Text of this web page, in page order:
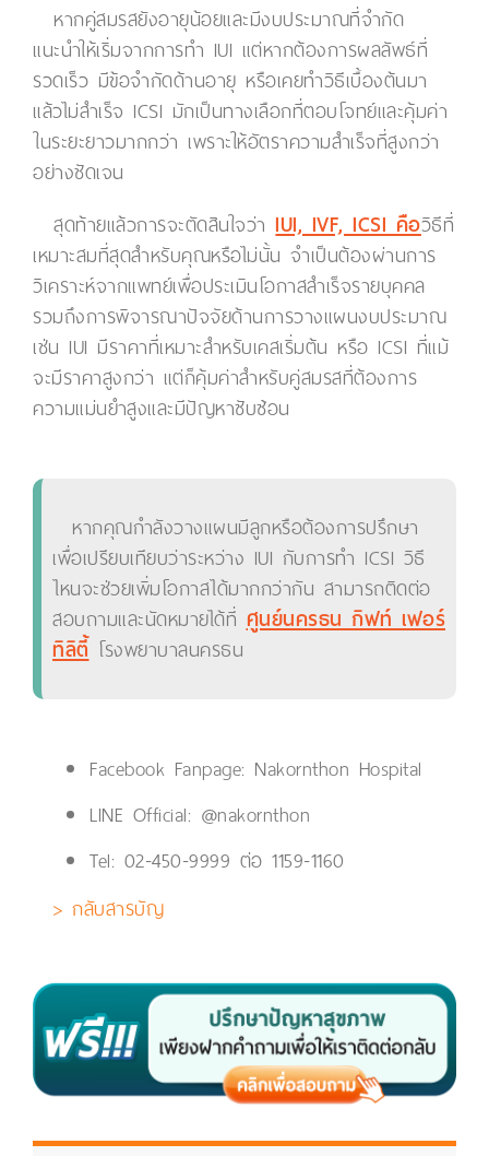
หากคู่สมรสยังอายุน้อยและมีงบประมาณที่จำกัด
แนะนำให้เริ่มจากการทำ IUI แต่หากต้องการผลลัพธ์ที่
รวดเร็ว มีข้อจำกัดด้านอายุ หรือเคยทำวิธีเบื้องต้นมา
แล้วไม่สำเร็จ ICSI มักเป็นทางเลือกที่ตอบโจทย์และคุ้มค่า
ในระยะยาวมากกว่า เพราะให้อัตราความสำเร็จที่สูงกว่า
อย่างชัดเจน
สุดท้ายแล้วการจะตัดสินใจว่าIUI, IVF, ICSI คือวิธีที่
เหมาะสมที่สุดสำหรับคุณหรือไม่นั้น จำเป็นต้องผ่านการ
วิเคราะห์จากแพทย์เพื่อประเมินโอกาสสำเร็จรายบุคคล
รวมถึงการพิจารณาปัจจัยด้านการวางแผนงบประมาณ
เช่น IUI มีราคาที่เหมาะสำหรับเคสเริ่มต้น หรือ ICSI ที่แม้
จะมีราคาสูงกว่า แต่ก็คุ้มค่าสำหรับคู่สมรสที่ต้องการ
ความแม่นยำสูงและมีปัญหาซับซ้อน
หากคุณกำลังวางแผนมีลูกหรือต้องการปรึกษา
เพื่อเปรียบเทียบว่าระหว่าง IUI กับการทำ ICSI วิธี
ไหนจะช่วยเพิ่มโอกาสได้มากกว่ากัน สามารถติดต่อ
สอบถามและนัดหมายได้ที่ศูนย์นครธน กิฟท์ เฟอร์
ทิลิตี้โรงพยาบาลนครธน
Facebook Fanpage: Nakornthon Hospital
LINE Official: @nakornthon
Tel: 02-450-9999 ต่อ 1159-1160
> กลับสารบัญ